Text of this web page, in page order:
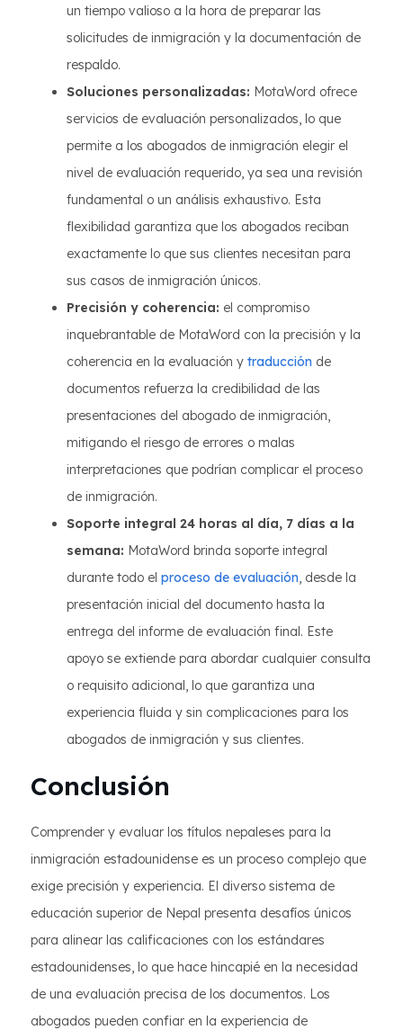
un tiempo valioso a la hora de preparar las
solicitudes de inmigración y la documentación de
respaldo.
Soluciones personalizadas: MotaWord ofrece
servicios de evaluación personalizados, lo que
permite a los abogados de inmigración elegir el
nivel de evaluación requerido, ya sea una revisión
fundamental o un análisis exhaustivo. Esta
flexibilidad garantiza que los abogados reciban
exactamente lo que sus clientes necesitan para
sus casos de inmigración únicos.
Precisión y coherencia: el compromiso
inquebrantable de MotaWord con la precisión y la
coherencia en la evaluación y traducción de
documentos refuerza la credibilidad de las
presentaciones del abogado de inmigración,
mitigando el riesgo de errores o malas
interpretaciones que podrían complicar el proceso
de inmigración.
Soporte integral 24 horas al día, 7 días a la
semana: MotaWord brinda soporte integral
durante todo el proceso de evaluación, desde la
presentación inicial del documento hasta la
entrega del informe de evaluación final. Este
apoyo se extiende para abordar cualquier consulta
o requisito adicional, lo que garantiza una
experiencia fluida y sin complicaciones para los
abogados de inmigración y sus clientes.
Conclusión
Comprender y evaluar los títulos nepaleses para la
inmigración estadounidense es un proceso complejo que
exige precisión y experiencia. El diverso sistema de
educación superior de Nepal presenta desafíos únicos
para alinear las calificaciones con los estándares
estadounidenses, lo que hace hincapié en la necesidad
de una evaluación precisa de los documentos. Los
abogados pueden confiar en la experiencia de